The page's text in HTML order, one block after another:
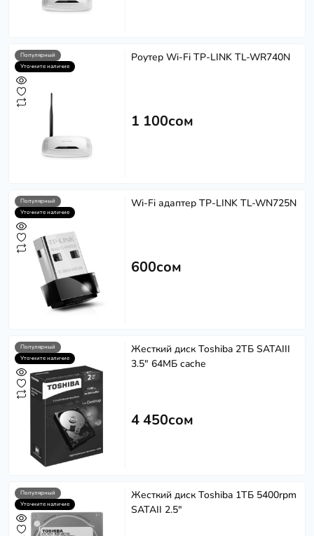
Популярный
Уточните наличие
Роутер Wi-Fi TP-LINK TL-WR740N
1 100сом
Популярный
Уточните наличие
Wi-Fi адаптер TP-LINK TL-WN725N
600сом
Популярный
Уточните наличие
Жесткий диск Toshiba 2ТБ SATAIII
3.5" 64МБ cache
4 450сом
Популярный
Уточните наличие
Жесткий диск Toshiba 1ТБ 5400rpm
SATAII 2.5"